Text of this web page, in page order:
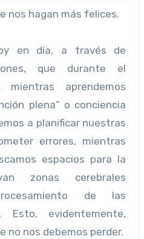
nos hagan más felices.
en día, a través de
que durante el
mientras aprendemos
plena” o conciencia
a planificar nuestras
errores, mientras
espacios para la
zonas cerebrales
de las
Esto, evidentemente,
no nos debemos perder.